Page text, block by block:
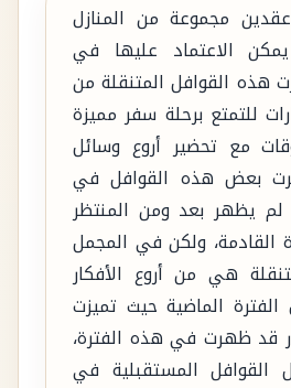
مجموعة من المنازل
الاعتماد عليها في
هذه القوافل المتنقلة من
للتمتع برحلة سفر مميزة
مع تحضير أروع وسائل
بعض هذه القوافل في
لم يظهر بعد ومن المنتظر
القادمة، ولكن في المجمل
هي من أروع الأفكار
الماضية حيث تميزت
قد ظهرت في هذه الفترة،
القوافل المستقبلية في